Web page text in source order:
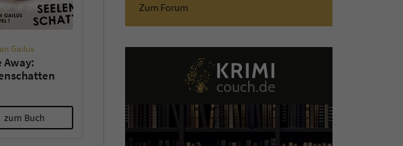
Gailus
Away:
zum Buch
Zum Forum